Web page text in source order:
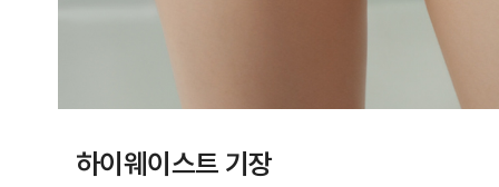
하이웨이스트 기장